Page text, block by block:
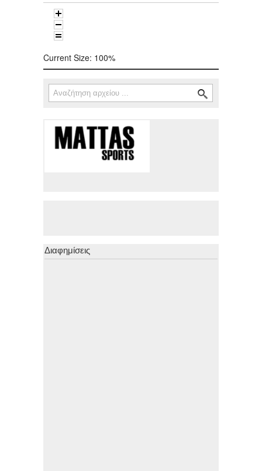
Current Size: 100%
Φόρμα αναζήτησης
Αναζήτηση
Διαφημίσεις